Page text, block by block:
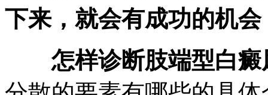
下来，就会有成功的机会
怎样诊断肢端型白癜